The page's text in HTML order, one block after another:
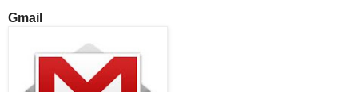
Gmail